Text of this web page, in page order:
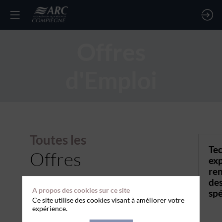
Toutes les
Offres
TYPE DE CONTRAT
A propos des cookies sur ce site
Ce site utilise des cookies visant à améliorer votre
expérience.